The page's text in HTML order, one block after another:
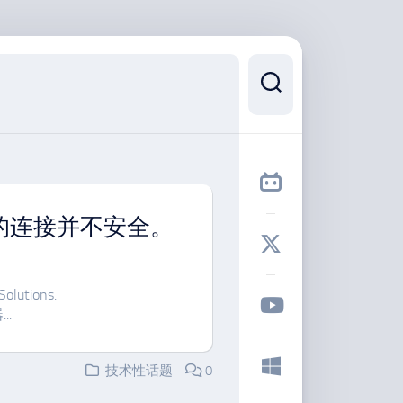
接并不安全。
技术性话题
0